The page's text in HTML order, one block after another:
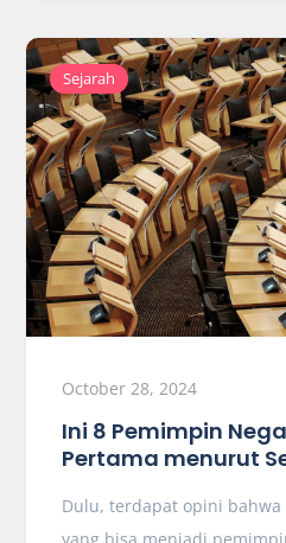
Sejarah
October 28, 2024
Ini 8 Pemimpin
Pertama menurut
Dulu, terdapat opini bahwa